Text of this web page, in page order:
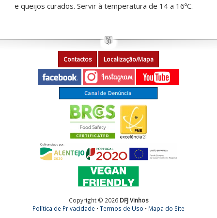
e queijos curados. Servir à temperatura de 14 a 16ºC.
Contactos Localização/Mapa
Copyright © 2026 DFJ Vinhos
Política de Privacidade •Termos de Uso • Mapa do Site